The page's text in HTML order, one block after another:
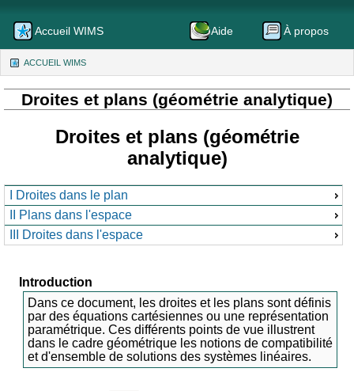
Accueil WIMS Aide À propos
ACCUEIL WIMS(CURRENT)
Droites et plans (géométrie analytique)
Droites et plans (géométrie
analytique)
I Droites dans le plan
II Plans dans l'espace
III Droites dans l'espace
Introduction
Dans ce document, les droites et les plans sont définis
par des équations cartésiennes ou une représentation
paramétrique. Ces différents points de vue illustrent
dans le cadre géométrique les notions de compatibilité
et d'ensemble de solutions des systèmes linéaires.